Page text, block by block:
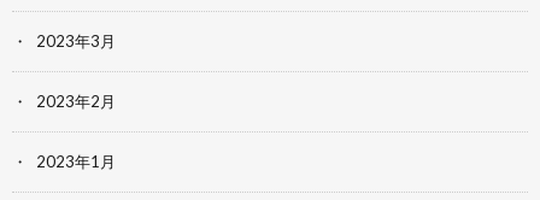
2023年3月
2023年2月
2023年1月